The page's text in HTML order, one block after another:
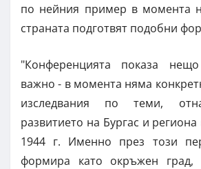
по нейния пример в момента
страната подготвят подобни
"Конференцията показа
важно - в момента няма
изследвания по теми,
развитието на Бургас и
1944 г. Именно през този
формира като окръжен град,